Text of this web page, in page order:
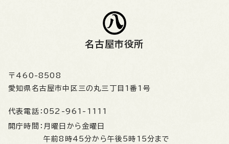
名古屋市役所
〒460-8508
愛知県名古屋市中区三の丸三丁目1番1号
代表電話： 052-961-1111
開庁時間： 月曜日から金曜日
午前8時45分から午後5時15分まで